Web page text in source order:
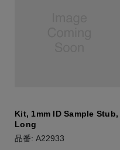
Kit, 1mm ID Sample Stub,
Long
品番: A22933